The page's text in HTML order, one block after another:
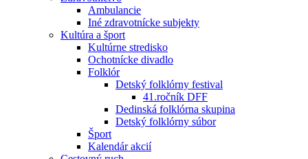
Ambulancie
Iné zdravotnícke subjekty
Kultúra a šport
Kultúrne stredisko
Ochotnícke divadlo
Folklór
Detský folklórny festival
41.ročník DFF
Dedinská folklórna skupina
Detský folklórny súbor
Šport
Kalendár akcií